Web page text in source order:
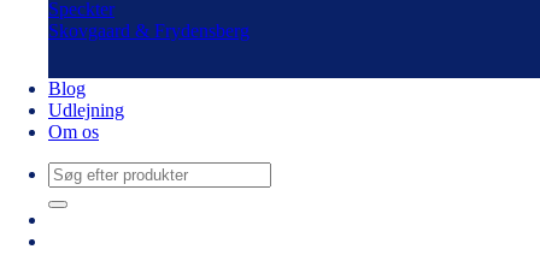
Speckter
Skovgaard & Frydensberg
Blog
Udlejning
Om os
Søg
efter: